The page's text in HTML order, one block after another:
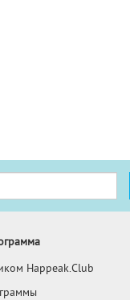
Happeak.Club